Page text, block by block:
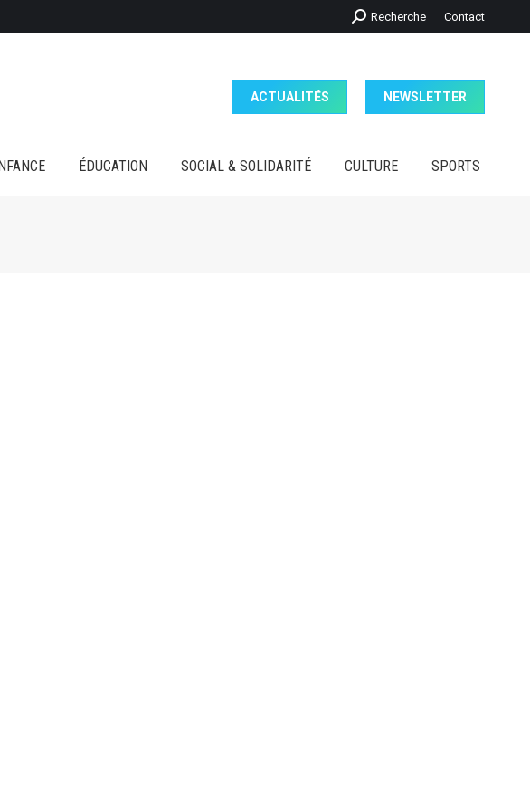
Recherche
:
Recherche Contact
ACTUALITÉS NEWSLETTER
ÉDUCATION SOCIAL & SOLIDARITÉ CULTURE SPORTS
ÉDUCATION SOCIAL & SOLIDARITÉ CULTURE SPORTS